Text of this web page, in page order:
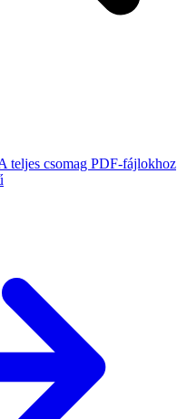
teljes csomag PDF-fájlokhoz